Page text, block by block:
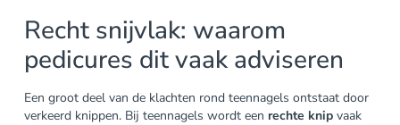
Recht snijvlak: waarom
pedicures dit vaak adviseren
Een groot deel van de klachten rond teennagels ontstaat door
verkeerd knippen. Bij teennagels wordt een rechte knipvaak